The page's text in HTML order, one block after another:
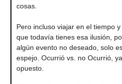
cosas.
Pero incluso viajar en el tiempo
que todavía tienes esa ilusión,
algún evento no deseado, solo
espejo. Ocurrió vs. no Ocurrió,
opuesto.